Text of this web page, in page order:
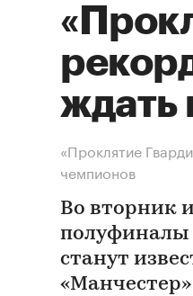
ждать
«Проклятие
чемпионов
Во вторник
полуфиналы
станут